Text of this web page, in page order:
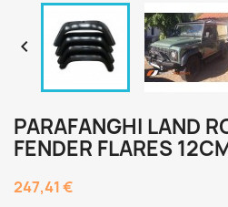

PARAFANGHI LAND
FENDER FLARES
247,41 €